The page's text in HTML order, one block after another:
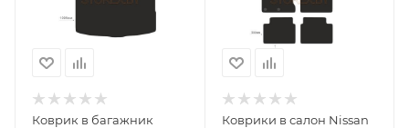
Коврик в багажник
Коврики в салон Nissan